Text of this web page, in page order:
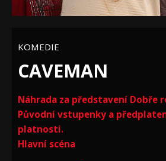
KOMEDIE
CAVEMAN
Náhrada za představení Dobře
Původní vstupenky a
platnosti.
Hlavní scéna